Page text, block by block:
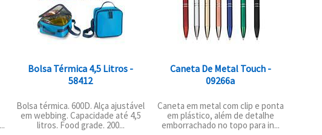
Bolsa Térmica 4,5 Litros -
58412
Bolsa térmica. 600D. Alça ajustável
em webbing. Capacidade até 4,5
litros. Food grade. 200...
Caneta De Metal Touch -
09266a
Caneta em metal com clip e ponta
em plástico, além de detalhe
emborrachado no topo para in...